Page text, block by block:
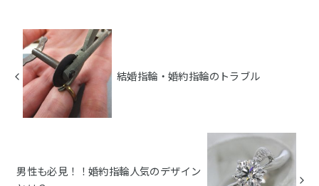
結婚指輪・婚約指輪のトラブル
男性も必見！！婚約指輪人気のデザイン